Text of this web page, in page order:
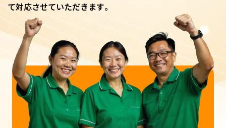
て対応させていただきます｡